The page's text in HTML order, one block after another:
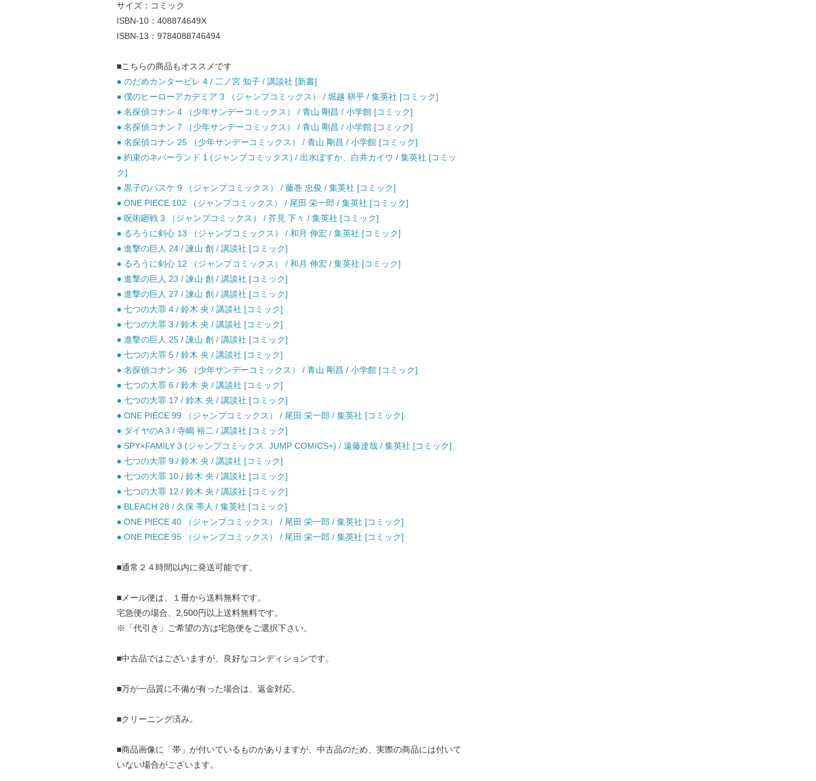
サイズ：コミック
ISBN-10：408874649X
ISBN-13：9784088746494
■こちらの商品もオススメです
● のだめカンタービレ 4 / 二ノ宮 知子 / 講談社 [新書]
● 僕のヒーローアカデミア 3 （ジャンプコミックス） / 堀越 耕平 / 集英社 [コミック]
● 名探偵コナン 4 （少年サンデーコミックス） / 青山 剛昌 / 小学館 [コミック]
● 名探偵コナン 7 （少年サンデーコミックス） / 青山 剛昌 / 小学館 [コミック]
● 名探偵コナン 25 （少年サンデーコミックス） / 青山 剛昌 / 小学館 [コミック]
● 約束のネバーランド 1 (ジャンプコミックス) / 出水ぽすか、白井カイウ / 集英社 [コミッ
ク]
● 黒子のバスケ 9 （ジャンプコミックス） / 藤巻 忠俊 / 集英社 [コミック]
● ONE PIECE 102 （ジャンプコミックス） / 尾田 栄一郎 / 集英社 [コミック]
● 呪術廻戦 3 （ジャンプコミックス） / 芥見 下々 / 集英社 [コミック]
● るろうに剣心 13 （ジャンプコミックス） / 和月 伸宏 / 集英社 [コミック]
● 進撃の巨人 24 / 諫山 創 / 講談社 [コミック]
● るろうに剣心 12 （ジャンプコミックス） / 和月 伸宏 / 集英社 [コミック]
● 進撃の巨人 23 / 諫山 創 / 講談社 [コミック]
● 進撃の巨人 27 / 諫山 創 / 講談社 [コミック]
● 七つの大罪 4 / 鈴木 央 / 講談社 [コミック]
● 七つの大罪 3 / 鈴木 央 / 講談社 [コミック]
● 進撃の巨人 25 / 諫山 創 / 講談社 [コミック]
● 七つの大罪 5 / 鈴木 央 / 講談社 [コミック]
● 名探偵コナン 36 （少年サンデーコミックス） / 青山 剛昌 / 小学館 [コミック]
● 七つの大罪 6 / 鈴木 央 / 講談社 [コミック]
● 七つの大罪 17 / 鈴木 央 / 講談社 [コミック]
● ONE PIECE 99 （ジャンプコミックス） / 尾田 栄一郎 / 集英社 [コミック]
● ダイヤのA 3 / 寺嶋 裕二 / 講談社 [コミック]
● SPY×FAMILY 3 (ジャンプコミックス. JUMP COMICS+) / 遠藤達哉 / 集英社 [コミック]
● 七つの大罪 9 / 鈴木 央 / 講談社 [コミック]
● 七つの大罪 10 / 鈴木 央 / 講談社 [コミック]
● 七つの大罪 12 / 鈴木 央 / 講談社 [コミック]
● BLEACH 28 / 久保 帯人 / 集英社 [コミック]
● ONE PIECE 40 （ジャンプコミックス） / 尾田 栄一郎 / 集英社 [コミック]
● ONE PIECE 95 （ジャンプコミックス） / 尾田 栄一郎 / 集英社 [コミック]
■通常２４時間以内に発送可能です。
■メール便は、１冊から送料無料です。
宅急便の場合、2,500円以上送料無料です。
※「代引き」ご希望の方は宅急便をご選択下さい。
■中古品ではございますが、良好なコンディションです。
■万が一品質に不備が有った場合は、返金対応。
■クリーニング済み。
■商品画像に「帯」が付いているものがありますが、中古品のため、実際の商品には付いて
いない場合がございます。